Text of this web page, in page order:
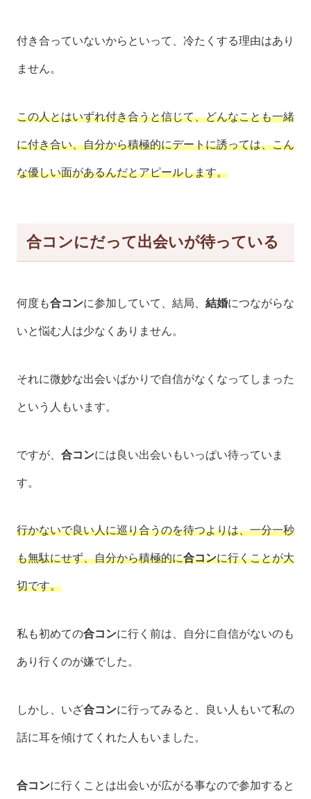
付き合っていないからといって、冷たくする理由はあり
ません。
この人とはいずれ付き合うと信じて、どんなことも一緒
に付き合い、自分から積極的にデートに誘っては、こん
な優しい面があるんだとアピールします。
合コンにだって出会いが待っている
何度も合コンに参加していて、結局、 結婚につながらな
いと悩む人は少なくありません。
それに微妙な出会いばかりで自信がなくなってしまった
という人もいます。
ですが、 合コンには良い出会いもいっぱい待っていま
す。
行かないで良い人に巡り合うのを待つよりは、一分一秒
も無駄にせず、自分から積極的に合コンに行くことが大
切です。
私も初めての合コンに行く前は、自分に自信がないのも
あり行くのが嫌でした。
しかし、いざ合コンに行ってみると、良い人もいて私の
話に耳を傾けてくれた人もいました。
合コンに行くことは出会いが広がる事なので参加すると